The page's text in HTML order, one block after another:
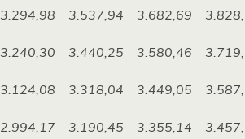
3.294,98 3.537,94 3.682,69
3.240,30 3.440,25 3.580,46
3.124,08 3.318,04 3.449,05
2.994,17 3.190,45 3.355,14